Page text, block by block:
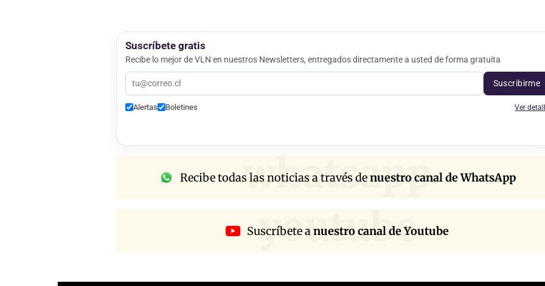
Suscríbete gratis
Recibe lo mejor de VLN en nuestros Newsletters, entregados directamente a usted de forma gratuita
Suscribirme
Alertas Boletines Ver
whatsapp
Recibe todas las noticias a través denuestro canal de WhatsApp
youtube
Suscríbete a nuestro canal de Youtube